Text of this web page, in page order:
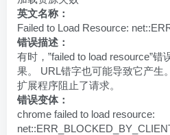
英文名称：
Failed to Load Resource:
错误描述：
有时，”failed to load resource”
果。 URL错字也可能导致它产生
扩展程序阻止了请求。
错误变体：
chrome failed to load resource: